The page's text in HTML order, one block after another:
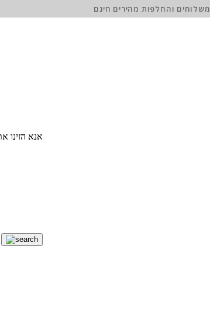
אנא הזינו
משלוחים והחלפות מהירים חינם